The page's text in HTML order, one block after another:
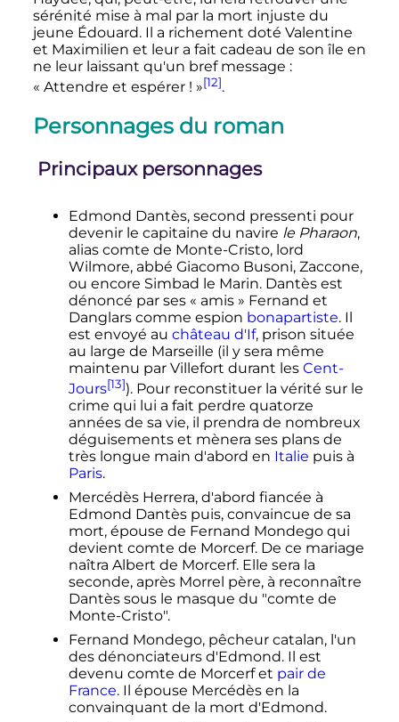
sérénité mise à mal par la mort injuste du
jeune Édouard. Il a richement doté Valentine
et Maximilien et leur a fait cadeau de son île en
ne leur laissant qu'un bref message :
« Attendre et espérer ! »[12].
Personnages du roman
Principaux personnages
Edmond Dantès, second pressenti pour
devenir le capitaine du navire le Pharaon,
alias comte de Monte-Cristo, lord
Wilmore, abbé Giacomo Busoni, Zaccone,
ou encore Simbad le Marin. Dantès est
dénoncé par ses « amis » Fernand et
Danglars comme espion bonapartiste. Il
est envoyé au château d'If, prison située
au large de Marseille (il y sera même
maintenu par Villefort durant les Cent-
Jours[13]). Pour reconstituer la vérité sur le
crime qui lui a fait perdre quatorze
années de sa vie, il prendra de nombreux
déguisements et mènera ses plans de
très longue main d'abord en Italie puis à
Paris.
Mercédès Herrera, d'abord fiancée à
Edmond Dantès puis, convaincue de sa
mort, épouse de Fernand Mondego qui
devient comte de Morcerf. De ce mariage
naîtra Albert de Morcerf. Elle sera la
seconde, après Morrel père, à reconnaître
Dantès sous le masque du "comte de
Monte-Cristo".
Fernand Mondego, pêcheur catalan, l'un
des dénonciateurs d'Edmond. Il est
devenu comte de Morcerf et pair de
France. Il épouse Mercédès en la
convainquant de la mort d'Edmond.